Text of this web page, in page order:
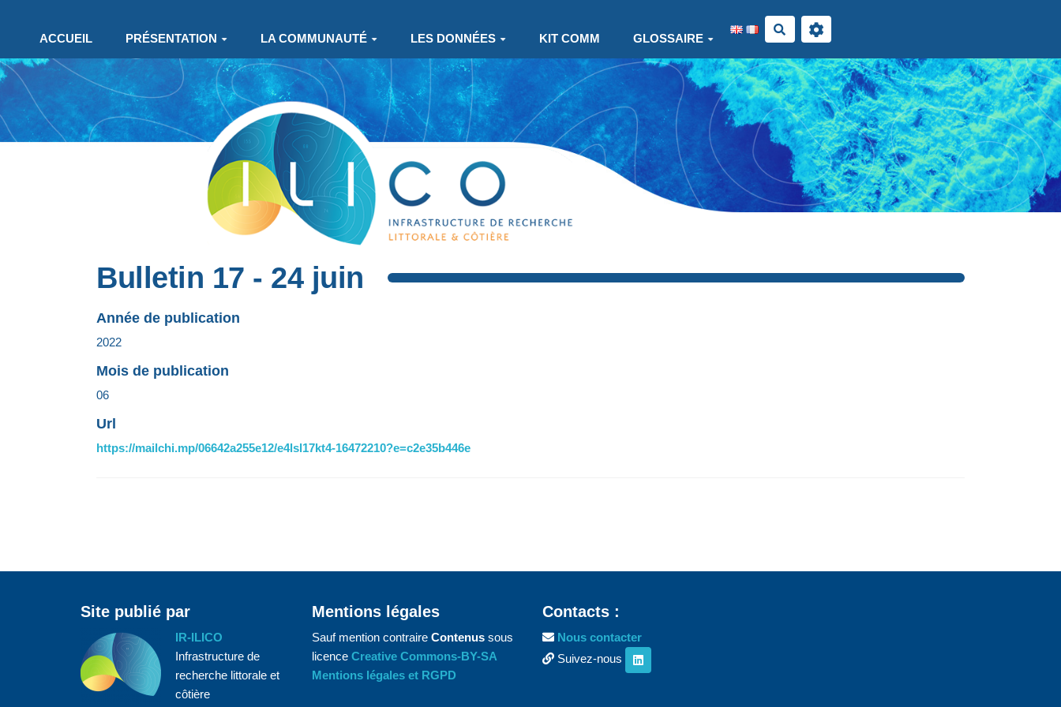
ACCUEIL
PRÉSENTATION LA COMMUNAUTÉ LES DONNÉES KIT COMM GLOSSAIRE
Rechercher
Bulletin 17 - 24 juin
Année de publication
2022
Mois de publication
06
Url
https://mailchi.mp/06642a255e12/e4lsl17kt4-16472210?e=c2e35b446e
Site publié par
IR-ILICO
Infrastructure de
recherche littorale et
côtière
Mentions légales
Sauf mention contraire Contenussous
licence Creative Commons-BY-SA
Mentions légales et RGPD
Contacts :
Nous contacter
Suivez-nous